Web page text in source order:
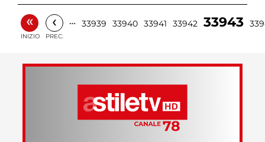
«
INIZIO
‹
PREC.
… 33939 33940 33941 33942 33943